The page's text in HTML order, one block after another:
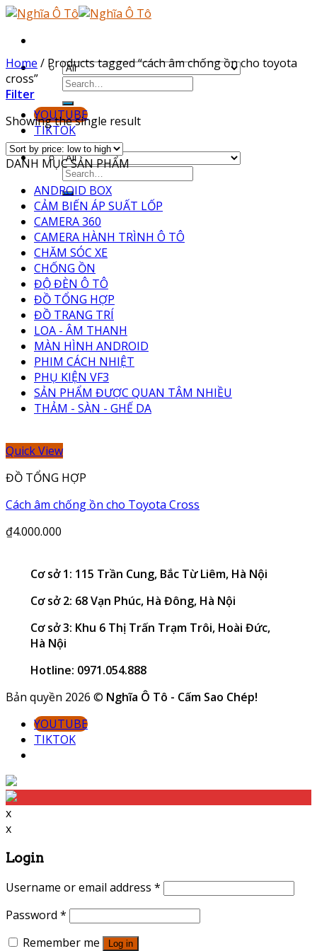
Skip
content
YOUTUBE
TIKTOK
Home / Products tagged “cách âm chống ồn cho toyota
cross”
Filter
Showing the single result
DANH MỤC SẢN PHẨM
ANDROID BOX
CẢM BIẾN ÁP SUẤT LỐP
CAMERA 360
CAMERA HÀNH TRÌNH Ô TÔ
CHĂM SÓC XE
CHỐNG ỒN
ĐỘ ĐÈN Ô TÔ
ĐỒ TỔNG HỢP
ĐỒ TRANG TRÍ
LOA - ÂM THANH
MÀN HÌNH ANDROID
PHIM CÁCH NHIỆT
PHỤ KIỆN VF3
SẢN PHẨM ĐƯỢC QUAN TÂM NHIỀU
THẢM - SÀN - GHẾ DA
Quick View
ĐỒ TỔNG HỢP
Cách âm chống ồn cho Toyota Cross
₫4.000.000
Cơ sở 1: 115 Trần Cung, Bắc Từ Liêm, Hà Nội
Cơ sở 2: 68 Vạn Phúc, Hà Đông, Hà Nội
Cơ sở 3: Khu 6 Thị Trấn Trạm Trôi, Hoài Đức,
Hà Nội
Hotline: 0971.054.888
Bản quyền 2026 © Nghĩa Ô Tô - Cấm Sao Chép!
YOUTUBE
TIKTOK
x
x
Login
Username or email address *
Password *
Remember me
Log in